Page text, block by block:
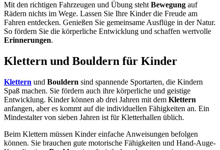
Mit den richtigen Fahrzeugen und Übung stehtBewegung auf
Rädern nichts im Wege. Lassen Sie Ihre Kinder die Freude am
Fahren entdecken. Genießen Sie gemeinsame Ausflüge in der Natur.
So fördern Sie die körperliche Entwicklung und schaffen wertvolle
Erinnerungen.
Klettern und Bouldern für Kinder
Klettern und Bouldern sind spannende Sportarten, die Kindern
Spaß machen. Sie fördern auch ihre körperliche und geistige
Entwicklung. Kinder können ab drei Jahren mit dem Klettern
anfangen, aber es kommt auf die individuellen Fähigkeiten an. Ein
Mindestalter von sieben Jahren ist für Kletterhallen üblich.
Beim Klettern müssen Kinder einfache Anweisungen befolgen
können. Sie brauchen gute motorische Fähigkeiten und Hand-Auge-